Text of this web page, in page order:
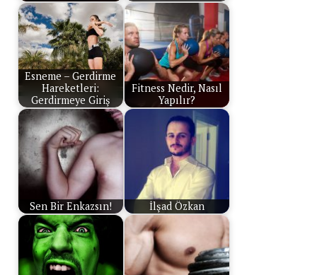
Esneme – Gerdirme
Hareketleri:
Gerdirmeye Giriş
Fitness Nedir, Nasıl
Yapılır?
Sen Bir Enkazsın! İlşad Özkan